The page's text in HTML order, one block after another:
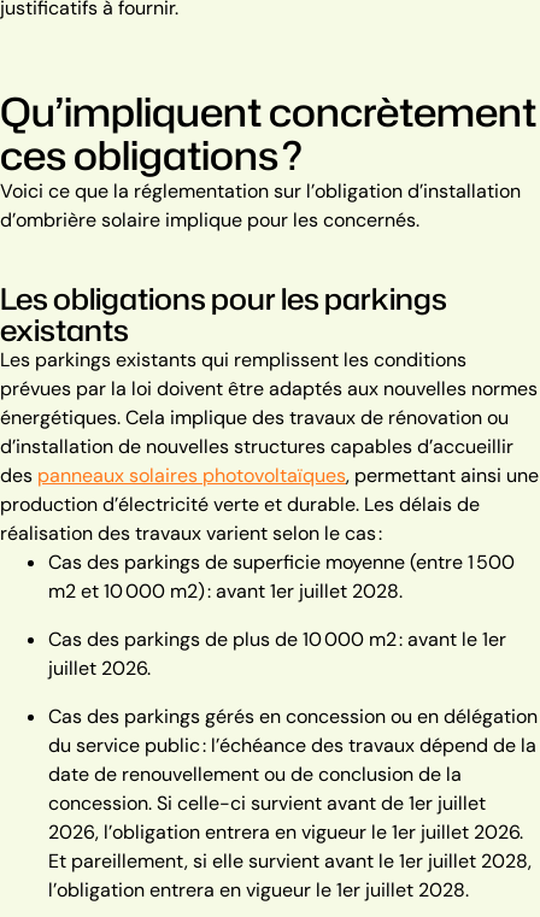
justificatifs à fournir.
Qu’impliquent concrètement
ces obligations ?
Voici ce que la réglementation sur l’obligation d’installation
d’ombrière solaire implique pour les concernés.
Les obligations pour les parkings
existants
Les parkings existants qui remplissent les conditions
prévues par la loi doivent être adaptés aux nouvelles normes
énergétiques. Cela implique des travaux de rénovation ou
d’installation de nouvelles structures capables d’accueillir
des panneaux solaires photovoltaïques, permettant ainsi une
production d’électricité verte et durable. Les délais de
réalisation des travaux varient selon le cas :
Cas des parkings de superficie moyenne (entre 1 500
m2 et 10 000 m2) : avant 1er juillet 2028.
Cas des parkings de plus de 10 000 m2 : avant le 1er
juillet 2026.
Cas des parkings gérés en concession ou en délégation
du service public : l’échéance des travaux dépend de la
date de renouvellement ou de conclusion de la
concession. Si celle-ci survient avant de 1er juillet
2026, l’obligation entrera en vigueur le 1er juillet 2026.
Et pareillement, si elle survient avant le 1er juillet 2028,
l’obligation entrera en vigueur le 1er juillet 2028.